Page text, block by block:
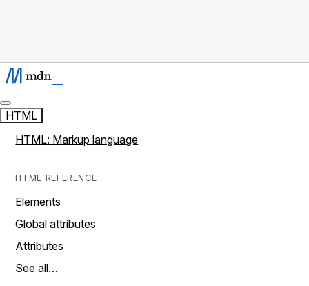
HTML
HTML: Markup language
HTML REFERENCE
Elements
Global attributes
Attributes
See all…